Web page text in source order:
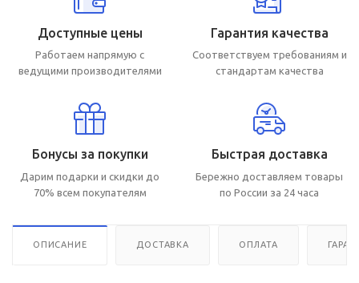
Доступные цены
Работаем напрямую с
ведущими производителями
Гарантия качества
Соответствуем требованиям и
стандартам качества
Бонусы за покупки
Дарим подарки и скидки до
70% всем покупателям
Быстрая доставка
Бережно доставляем товары
по России за 24 часа
ОПИСАНИЕ ДОСТАВКА ОПЛАТА